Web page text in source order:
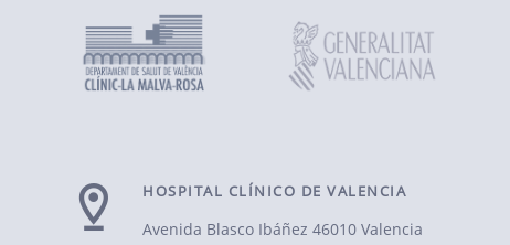
HOSPITAL CLÍNICO DE VALENCIA
Avenida Blasco Ibáñez 46010 Valencia